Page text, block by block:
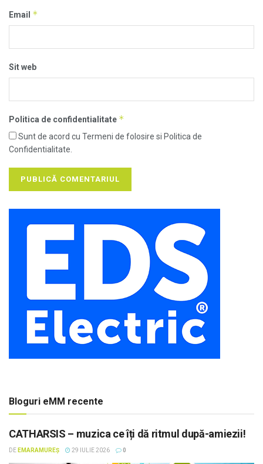
Email *
Sit web
Politica de confidentialitate *
Sunt de acord cu Termeni de folosire si Politica de
Confidentialitate.
Bloguri eMM recente
CATHARSIS – muzica ce îți dă ritmul după-amiezii!
DE EMARAMUREȘ 29 IULIE 2026 0